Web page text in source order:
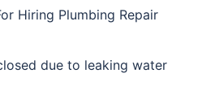
Hiring Plumbing Repair
due to leaking water